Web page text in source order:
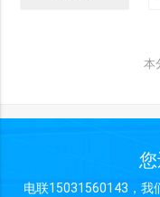
本
电联15031560143，我